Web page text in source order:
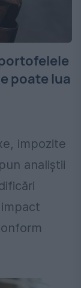
poate lua
impozite
analiștii